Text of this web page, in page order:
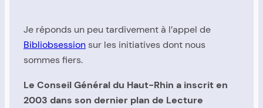
Je réponds un peu tardivement à l’appel de
Bibliobsession sur les initiatives dont nous
sommes fiers.
Le Conseil Général du Haut-Rhin a inscrit en
2003 dans son dernier plan de Lecture